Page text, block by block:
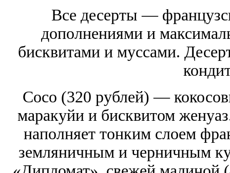
Все десерты —
дополнениями и
бисквитами и муссами.
Coco (320 рублей) —
маракуйи и бисквитом
наполняет тонким слоем
земляничным и черничным